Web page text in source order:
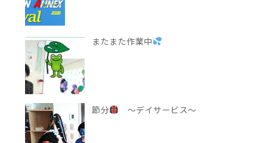
またまた作業中
節分 ～デイサービス～